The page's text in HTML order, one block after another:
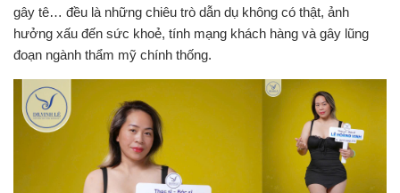
gây tê… đều là những chiêu trò dẫn dụ không có thật, ảnh
hưởng xấu đến sức khoẻ, tính mạng khách hàng và gây lũng
đoạn ngành thẩm mỹ chính thống.